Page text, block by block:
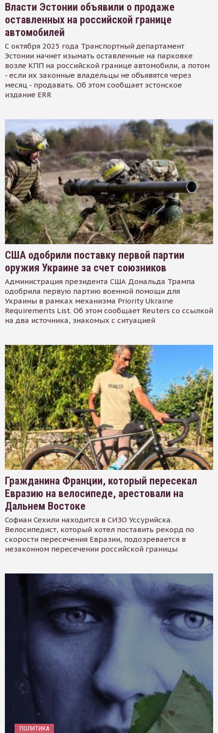
Власти Эстонии объявили о продаже
оставленных на российской границе
автомобилей
С октября 2025 года Транспортный департамент
Эстонии начнет изымать оставленные на парковке
возле КПП на российской границе автомобили, а потом
- если их законные владельцы не объявятся через
месяц - продавать. Об этом сообщает эстонское
издание ERR
США одобрили поставку первой партии
оружия Украине за счет союзников
Администрация президента США Дональда Трампа
одобрила первую партию военной помощи для
Украины в рамках механизма Priority Ukraine
Requirements List. Об этом сообщает Reuters со ссылкой
на два источника, знакомых с ситуацией
Гражданина Франции, который пересекал
Евразию на велосипеде, арестовали на
Дальнем Востоке
Софиан Сехили находится в СИЗО Уссурийска.
Велосипедист, который хотел поставить рекорд по
скорости пересечения Евразии, подозревается в
незаконном пересечении российской границы
ПОЛИТИКА